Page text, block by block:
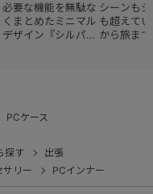
必要な機能を無駄な
くまとめたミニマル
デザイン『シルパッ
シーンも
も超えて
から旅ま
PCケース
探す
出張
サリー PCインナー